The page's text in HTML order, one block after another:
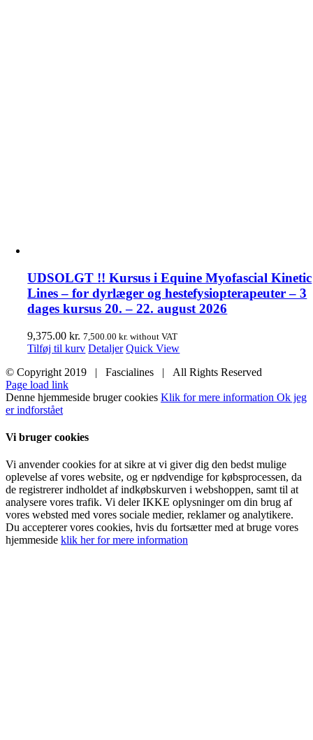
UDSOLGT !! Kursus i Equine Myofascial Kinetic
Lines – for dyrlæger og hestefysiopterapeuter – 3
dages kursus 20. – 22. august 2026
9,375.00kr. 7,500.00kr. without VAT
Tilføj til kurv Detaljer Quick View
© Copyright 2019 | Fascialines | All Rights Reserved
Page load link
Denne hjemmeside bruger cookies Klik for mere information Ok jeg
er indforstået
Vi bruger cookies
Vi anvender cookies for at sikre at vi giver dig den bedst mulige
oplevelse af vores website, og er nødvendige for købsprocessen, da
de registrerer indholdet af indkøbskurven i webshoppen, samt til at
analysere vores trafik. Vi deler IKKE oplysninger om din brug af
vores websted med vores sociale medier, reklamer og analytikere.
Du accepterer vores cookies, hvis du fortsætter med at bruge vores
hjemmeside klik her for mere information